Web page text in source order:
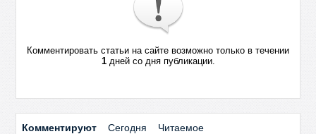
Комментировать статьи на сайте возможно только в течении
1дней со дня публикации.
Комментируют Сегодня Читаемое